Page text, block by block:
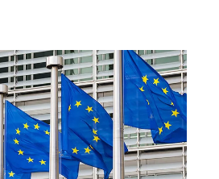
为
什
么
混
合
发
EN16931-
1:2026